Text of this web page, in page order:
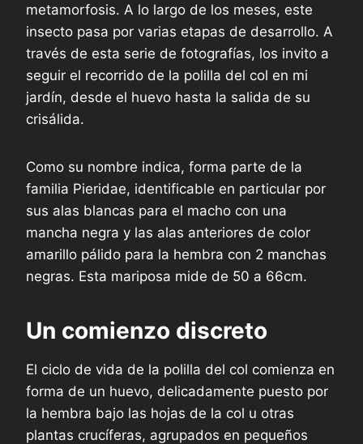
metamorfosis. A lo largo de los meses, este
insecto pasa por varias etapas de desarrollo. A
través de esta serie de fotografías, los invito a
seguir el recorrido de la polilla del col en mi
jardín, desde el huevo hasta la salida de su
crisálida.
Como su nombre indica, forma parte de la
familia Pieridae, identificable en particular por
sus alas blancas para el macho con una
mancha negra y las alas anteriores de color
amarillo pálido para la hembra con 2 manchas
negras. Esta mariposa mide de 50 a 66cm.
Un comienzo discreto
El ciclo de vida de la polilla del col comienza en
forma de un huevo, delicadamente puesto por
la hembra bajo las hojas de la col u otras
plantas crucíferas, agrupados en pequeños